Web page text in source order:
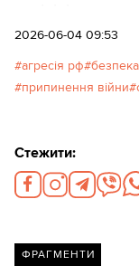
2026-06-04 09:53
агресія рф
припинення війни
Стежити:
ФРАГМЕНТИ